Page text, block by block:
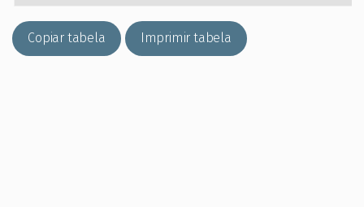
Copiar tabela Imprimir tabela